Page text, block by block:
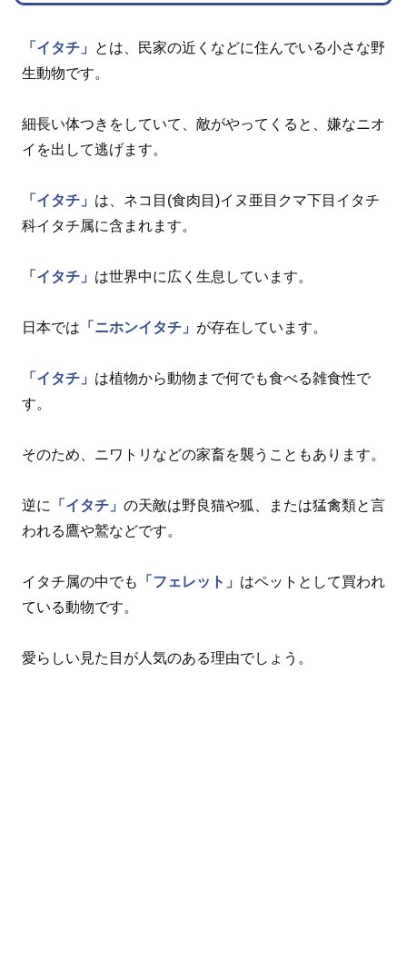
「イタチ」
とは、民家の近くなどに住んでいる小さな野
生動物です。
細長い体つきをしていて、敵がやってくると、嫌なニオ
イを出して逃げます。
「イタチ」 は、ネコ目(食肉目)イヌ亜目クマ下目イタチ
科イタチ属に含まれます。
「イタチ」 は世界中に広く生息しています。
日本では 「ニホンイタチ」 が存在しています。
「イタチ」 は植物から動物まで何でも食べる雑食性で
す。
そのため、ニワトリなどの家畜を襲うこともあります。
逆に 「イタチ」 の天敵は野良猫や狐、または猛禽類と言
われる鷹や鷲などです。
イタチ属の中でも 「フェレット」 はペットとして買われ
ている動物です。
愛らしい見た目が人気のある理由でしょう。